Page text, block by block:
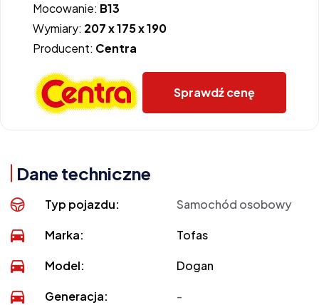
Mocowanie: B13
Wymiary: 207 x 175 x 190
Producent: Centra
Sprawdź cenę
Dane techniczne
Typ pojazdu: Samochód osobowy
Marka: Tofas
Model: Dogan
Generacja: -